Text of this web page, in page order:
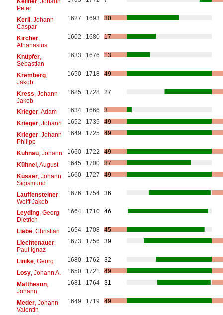
Peter
Kerll, Johann
Caspar
1627 1693 30
Kircher,
Athanasius
1602 1680 17
Knüpfer,
Sebastian
1633 1676 13
Kremberg,
Jakob
1650 1718 49
Kress , Johann
Jakob
1685 1728 27
Krieger, Adam 1634 1666
3
Krieger, Johann 1652 1735
49
Krieger, Johann
Philipp
1649 1725 49
Kuhnau, Johann 1660 1722
49
Kühnel, August 1645 1700
37
Kusser, Johann
Sigismund
1660 1727 49
Lauffensteiner,
Wolff Jakob
1676 1754 36
Leyding, Georg
Dietrich
1664 1710 46
Liebe, Christian 1654 1708
45
Liechtenauer,
Paul Ignaz
1673 1756 39
Linike, Georg 1680 1762
32
Losy, Johann A. 1650 1721
49
Mattheson,
Johann
1681 1764 31
Meder, Johann
Valentin
1649 1719 49